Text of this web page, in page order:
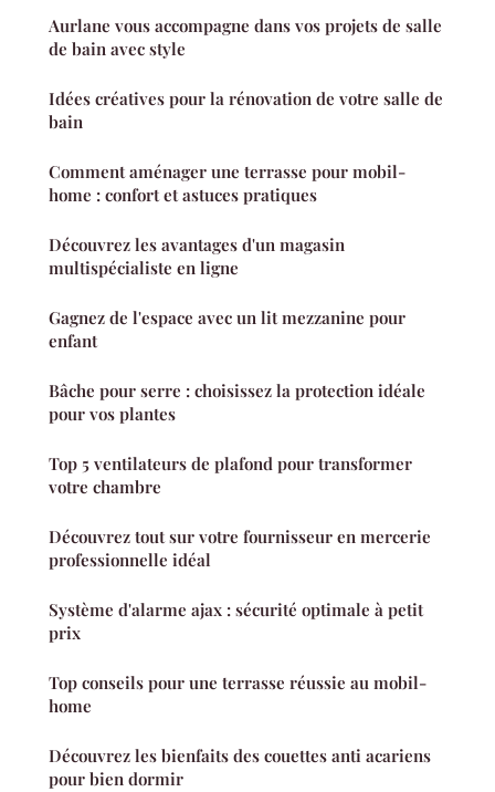
Aurlane vous accompagne dans vos projets de salle
de bain avec style
Idées créatives pour la rénovation de votre salle de
bain
Comment aménager une terrasse pour mobil-
home : confort et astuces pratiques
Découvrez les avantages d'un magasin
multispécialiste en ligne
Gagnez de l'espace avec un lit mezzanine pour
enfant
Bâche pour serre : choisissez la protection idéale
pour vos plantes
Top 5 ventilateurs de plafond pour transformer
votre chambre
Découvrez tout sur votre fournisseur en mercerie
professionnelle idéal
Système d'alarme ajax : sécurité optimale à petit
prix
Top conseils pour une terrasse réussie au mobil-
home
Découvrez les bienfaits des couettes anti acariens
pour bien dormir